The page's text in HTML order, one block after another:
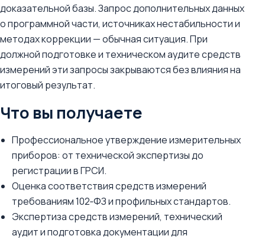
доказательной базы. Запрос дополнительных данных
о программной части, источниках нестабильности и
методах коррекции — обычная ситуация. При
должной подготовке и техническом аудите средств
измерений эти запросы закрываются без влияния на
итоговый результат.
Что вы получаете
Профессиональное утверждение измерительных
приборов: от технической экспертизы до
регистрации в ГРСИ.
Оценка соответствия средств измерений
требованиям 102‑ФЗ и профильных стандартов.
Экспертиза средств измерений, технический
аудит и подготовка документации для